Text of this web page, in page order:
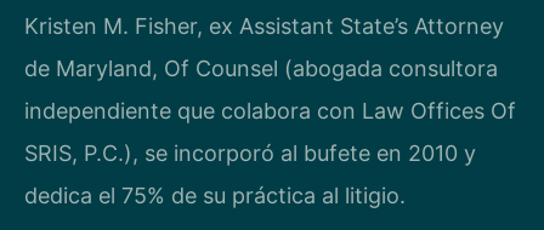
Kristen M. Fisher, ex Assistant State’s Attorney
de Maryland, Of Counsel (abogada consultora
independiente que colabora con Law Offices Of
SRIS, P.C.), se incorporó al bufete en 2010 y
dedica el 75% de su práctica al litigio.